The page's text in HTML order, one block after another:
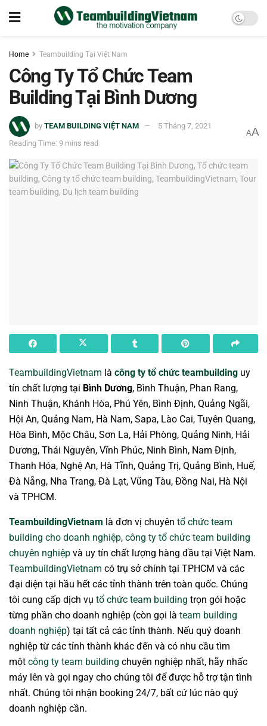
Home Teambuilding Tại Việt Nam
Công Ty Tổ Chức Team
Building Tại Bình Dương
by TEAM BUILDING VIỆT NAM
5 Tháng 7, 2021
Reading Time: 9 mins read
AA
TeambuildingVietnam là công ty tổ chức teambuilding uy
tín chất lượng tại Bình Dương, Bình Thuận, Phan Rang,
Ninh Thuận, Khánh Hòa, Phú Yên, Bình Định, Quảng Ngãi,
Hội An, Quảng Nam, Hà Nam, Sapa, Lào Cai, Tuyên Quang,
Hòa Bình, Mộc Châu, Sơn La, Hải Phòng, Quảng Ninh, Hải
Dương, Thái Nguyên, Vĩnh Phúc, Ninh Bình, Nam Định,
Thanh Hóa, Nghệ An, Hà Tĩnh, Quảng Trị, Quảng Bình, Huế,
Đà Nẵng, Nha Trang, Đà Lạt, Vũng Tàu, Đồng Nai, Hà Nội
và TPHCM.
TeambuildingVietnam là đơn vị chuyên tổ chức team
building cho doanh nghiệp, công ty tổ chức team building
chuyên nghiệp và uy tín chất lượng hàng đầu tại Việt Nam.
TeambuildingVietnam có trụ sở chính tại TPHCM và các
đại diện tại hầu hết các tỉnh thành trên toàn quốc. Chúng
tôi cung cấp dịch vụ tổ chức team building trọn gói hoặc
từng phần cho doanh nghiệp (còn gọi là team building
doanh nghiệp) tại tất cả các tỉnh thành. Nếu quý doanh
nghiệp từ các tỉnh thành khác đến và có nhu cầu tìm
một công ty team building chuyên nghiệp nhất, hãy nhấc
máy lên và gọi ngay cho chúng tôi để được hỗ trợ tận tình
nhất. Chúng tôi nhận booking 24/7, bất cứ lúc nào quý
doanh nghiệp cần.